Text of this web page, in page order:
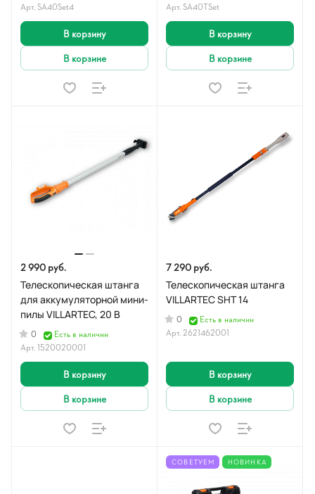
Арт.SA40Set4
В корзину
В корзине
Арт.SA40TSet
В корзину
В корзине
2 990 руб.
Телескопическая штанга
для аккумуляторной мини-
пилы VILLARTEC, 20 В
0
Есть в наличии
Арт.1520020001
В корзину
В корзине
7 290 руб.
Телескопическая штанга
VILLARTEC SHT 14
0
Есть в наличии
Арт.2621462001
В корзину
В корзине
СОВЕТУЕМ НОВИНКА